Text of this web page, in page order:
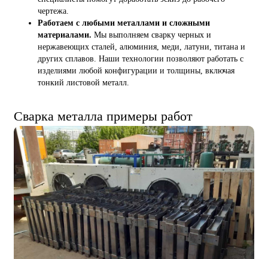
чертежа.
Работаем с любыми металлами и сложными
материалами. Мы выполняем сварку черных и
нержавеющих сталей, алюминия, меди, латуни, титана и
других сплавов. Наши технологии позволяют работать с
изделиями любой конфигурации и толщины, включая
тонкий листовой металл.
Сварка металла примеры работ